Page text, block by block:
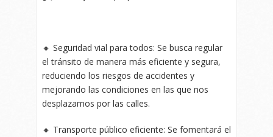
🔸 Seguridad vial para todos: Se busca regular
el tránsito de manera más eficiente y segura,
reduciendo los riesgos de accidentes y
mejorando las condiciones en las que nos
desplazamos por las calles.
🔸 Transporte público eficiente: Se fomentará el